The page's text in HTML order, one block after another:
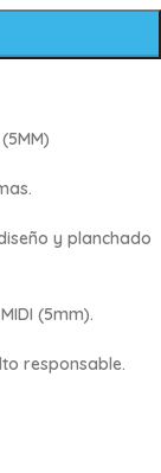
y planchado
(5mm).
responsable.